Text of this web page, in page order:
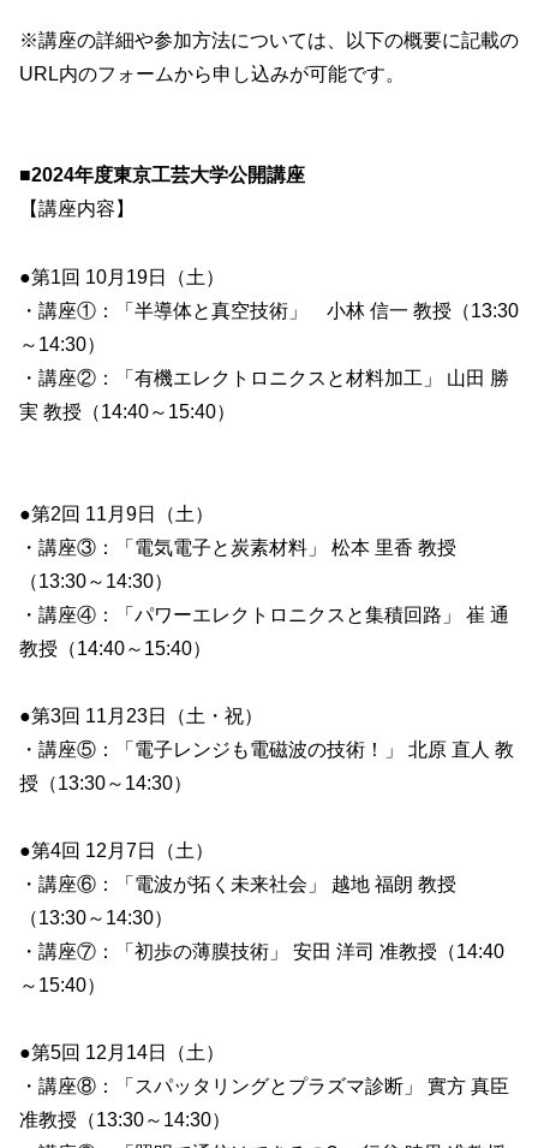
※講座の詳細や参加方法については、以下の概要に記載の
URL内のフォームから申し込みが可能です。
■2024年度東京工芸大学公開講座
【講座内容】
●第1回 10月19日（土）
・講座①：「半導体と真空技術」 小林 信一 教授（13:30
～14:30）
・講座②：「有機エレクトロニクスと材料加工」 山田 勝
実 教授（14:40～15:40）
●第2回 11月9日（土）
・講座③：「電気電子と炭素材料」 松本 里香 教授
（13:30～14:30）
・講座④：「パワーエレクトロニクスと集積回路」 崔 通
教授（14:40～15:40）
●第3回 11月23日（土・祝）
・講座⑤：「電子レンジも電磁波の技術！」 北原 直人 教
授（13:30～14:30）
●第4回 12月7日（土）
・講座⑥：「電波が拓く未来社会」 越地 福朗 教授
（13:30～14:30）
・講座⑦：「初歩の薄膜技術」 安田 洋司 准教授（14:40
～15:40）
●第5回 12月14日（土）
・講座⑧：「スパッタリングとプラズマ診断」 實方 真臣
准教授（13:30～14:30）